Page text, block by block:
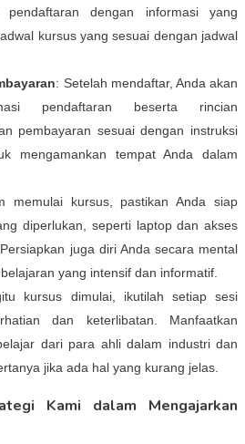
dengan informasi yang
kursus yang sesuai dengan jadwal
: Setelah mendaftar, Anda akan
pendaftaran beserta rincian
pembayaran sesuai dengan instruksi
mengamankan tempat Anda dalam
memulai kursus, pastikan Anda siap
diperlukan, seperti laptop dan akses
juga diri Anda secara mental
yang intensif dan informatif.
kursus dimulai, ikutilah setiap sesi
dan keterlibatan. Manfaatkan
dari para ahli dalam industri dan
jika ada hal yang kurang jelas.
Kami dalam Mengajarkan